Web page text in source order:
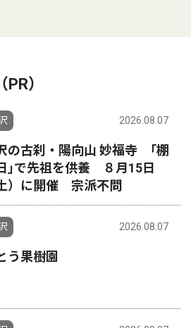
）
2026.08.07
の古刹・陽向山 妙福寺 ｢棚
｣で先祖を供養 ８月15日
）に開催 宗派不問
2026.08.07
う果樹園